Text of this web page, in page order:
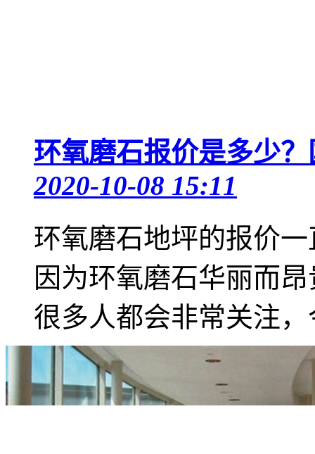
环氧磨石报价是多少
2020-10-08 15:11
环氧磨石地坪的报价
因为环氧磨石华丽而
很多人都会非常关注